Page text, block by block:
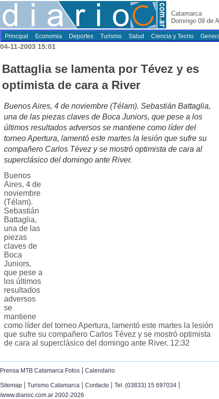
Catamarca
Domingo 09 de
Principal Economia Deportes Turismo Salud Ciencia y Tecno
04-11-2003 15:01
Battaglia se lamenta por Tévez y es
optimista de cara a River
Buenos Aires, 4 de noviembre (Télam). Sebastián Battaglia,
una de las piezas claves de Boca Juniors, que pese a los
últimos resultados adversos se mantiene como líder del
torneo Apertura, lamentó este martes la lesión que sufre su
compañero Carlos Tévez y se mostró optimista de cara al
superclásico del domingo ante River.
Buenos
Aires, 4 de
noviembre
(Télam).
Sebastián
Battaglia,
una de las
piezas
claves de
Boca
Juniors,
que pese a
los últimos
resultados
adversos
se
mantiene
como líder del torneo Apertura, lamentó este martes la lesión
que sufre su compañero Carlos Tévez y se mostró optimista
de cara al superclásico del domingo ante River. 12:32
Prensa MTB Catamarca Fotos | Calendario
Sitemap | Turismo Catamarca | Contacto | Tel. (03833) 15 697034 |
/www.diarioc.com.ar 2002-2026